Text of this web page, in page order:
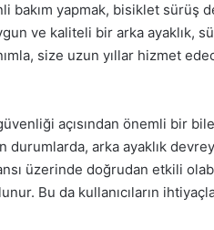
bakım yapmak, bisiklet sürüş
ve kaliteli bir arka ayaklık,
size uzun yıllar hizmet
açısından önemli bir
arka ayaklık
üzerinde doğrudan etkili
Bu da kullanıcıların